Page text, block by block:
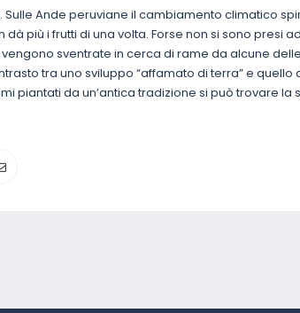
Sulle Ande peruviane il cambiamento climatico
più i frutti di una volta. Forse non si sono presi
sventrate in cerca di rame da alcune
tra uno sviluppo “affamato di terra” e quello
piantati da un’antica tradizione si può trovare